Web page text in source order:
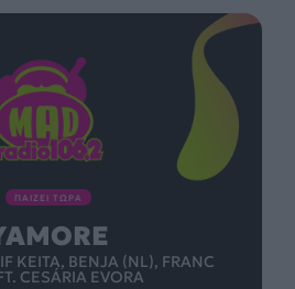
ΠΑΙΖΕΙ ΤΩΡΑ
KEITA, BENJA (NL), FRANC
CESÁRIA EVORA